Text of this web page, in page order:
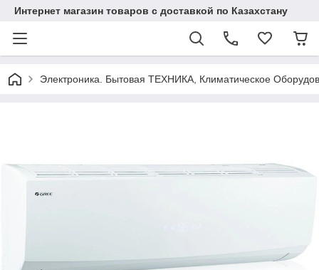
Интернет магазин товаров с доставкой по Казахстану
Электроника. Бытовая ТЕХНИКА, Климатическое